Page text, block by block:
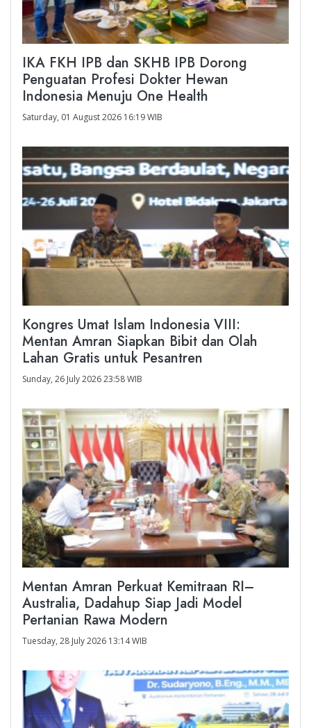
IKA FKH IPB dan SKHB IPB Dorong
Penguatan Profesi Dokter Hewan
Indonesia Menuju One Health
Saturday, 01 August 2026 16:19 WIB
Kongres Umat Islam Indonesia VIII:
Mentan Amran Siapkan Bibit dan Olah
Lahan Gratis untuk Pesantren
Sunday, 26 July 2026 23:58 WIB
Mentan Amran Perkuat Kemitraan RI–
Australia, Dadahup Siap Jadi Model
Pertanian Rawa Modern
Tuesday, 28 July 2026 13:14 WIB